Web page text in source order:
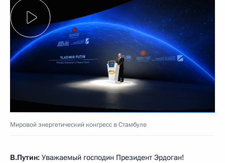
Мировой энергетический конгресс в Стамбуле
В.Путин: Уважаемый господин Президент Эрдоган!